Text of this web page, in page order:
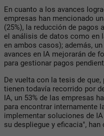
En cuanto a los avances
empresas han mencionado
(25%), la reducción de pagos
el análisis de datos como en
en ambos casos); además,
avances en IA mejorarán de
para gestionar pagos
De vuelta con la tesis de
tienen todavía recorrido por
IA, un 53% de las empresas
para encontrar internamente
implementar soluciones de
su despliegue y eficacia", han